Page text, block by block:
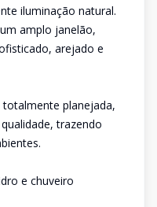
iluminação natural.
amplo janelão,
arejado e
planejada,
trazendo
e chuveiro